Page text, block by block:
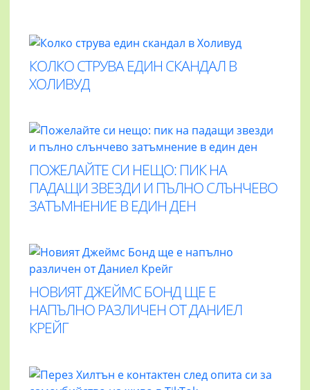
КОЛКО СТРУВА ЕДИН СКАНДАЛ В
ХОЛИВУД
ПОЖЕЛАЙТЕ СИ НЕЩО: ПИК НА
ПАДАЩИ ЗВЕЗДИ И ПЪЛНО СЛЪНЧЕВО
ЗАТЪМНЕНИЕ В ЕДИН ДЕН
НОВИЯТ ДЖЕЙМС БОНД ЩЕ Е
НАПЪЛНО РАЗЛИЧЕН ОТ ДАНИЕЛ
КРЕЙГ